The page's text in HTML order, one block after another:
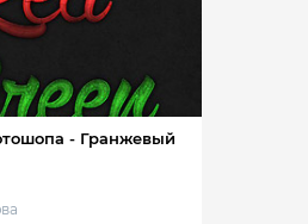
- Гранжевый